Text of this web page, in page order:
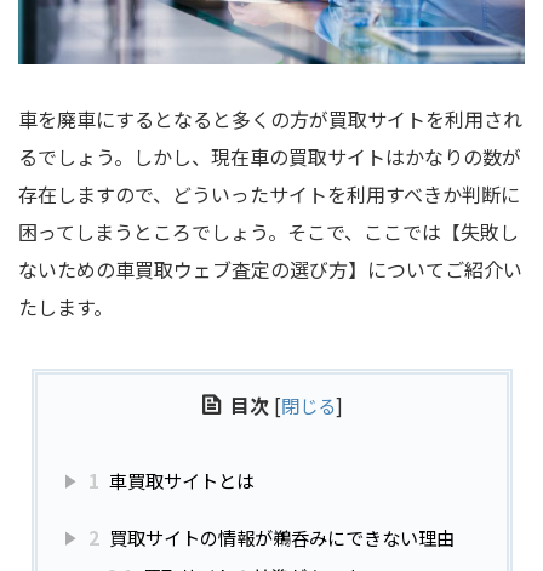
車を廃車にするとなると多くの方が買取サイトを利用され
るでしょう。しかし、現在車の買取サイトはかなりの数が
存在しますので、どういったサイトを利用すべきか判断に
困ってしまうところでしょう。そこで、ここでは【失敗し
ないための車買取ウェブ査定の選び方】についてご紹介い
たします。
目次 [閉じる]
1 車買取サイトとは
2 買取サイトの情報が鵜呑みにできない理由